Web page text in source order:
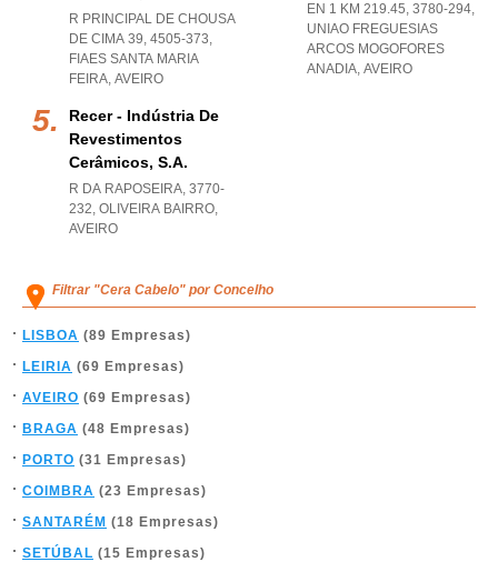
R PRINCIPAL DE CHOUSA
DE CIMA 39, 4505-373,
FIAES SANTA MARIA
FEIRA, AVEIRO
Recer - Indústria De
Revestimentos
Cerâmicos, S.a.
R DA RAPOSEIRA, 3770-
232, OLIVEIRA BAIRRO,
AVEIRO
EN 1 KM 219.45, 3780-294,
UNIAO FREGUESIAS
ARCOS MOGOFORES
ANADIA, AVEIRO
Filtrar "Cera Cabelo" por Concelho
LISBOA (89 Empresas)
LEIRIA (69 Empresas)
AVEIRO (69 Empresas)
BRAGA (48 Empresas)
PORTO (31 Empresas)
COIMBRA (23 Empresas)
SANTARÉM (18 Empresas)
SETÚBAL (15 Empresas)